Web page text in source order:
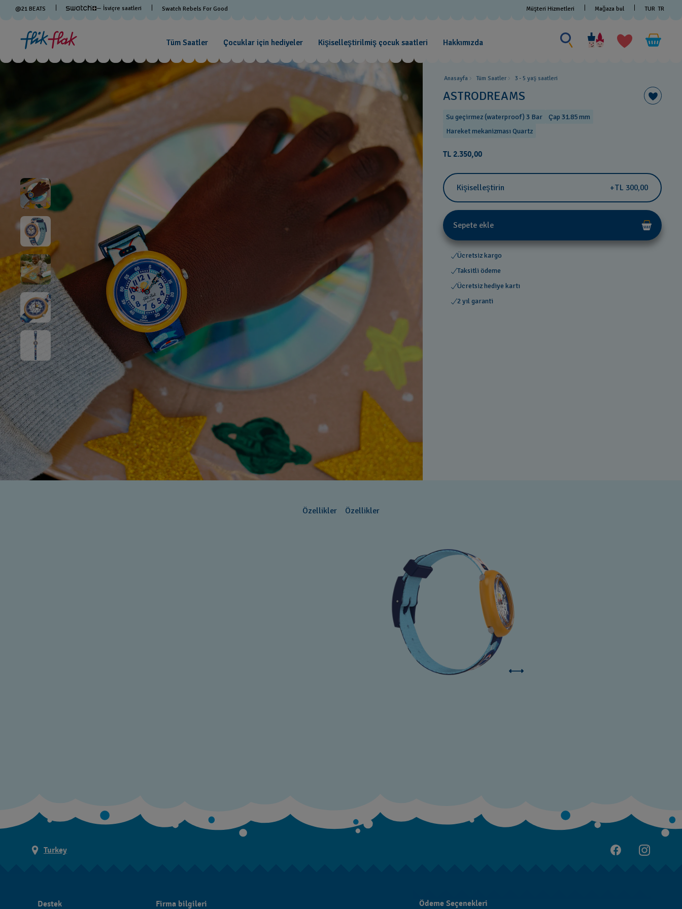
@21 BEATS — İsviçre saatleri Swatch Rebels For Good Müşteri Hizmetleri Mağaza bul TUR TR
Tüm Saatler Çocuklar için hediyeler Kişiselleştirilmiş çocuk saatleri Hakkımızda
Bir
şey
ara
Anasayfa Tüm Saatler 3 - 5 yaş saatleri
ASTRODREAMS
Su geçirmez (waterproof) 3 Bar
Çap 31.85 mm
Hareket mekanizması Quartz
TL 2.350,00
Kişiselleştirin +TL 300,00
Sepete ekle
Ücretsiz kargo
Taksitli ödeme
Ücretsiz hediye kartı
2 yıl garanti
Özellikler Özellikler
Turkey
Destek Firma bilgileri Ödeme Seçenekleri